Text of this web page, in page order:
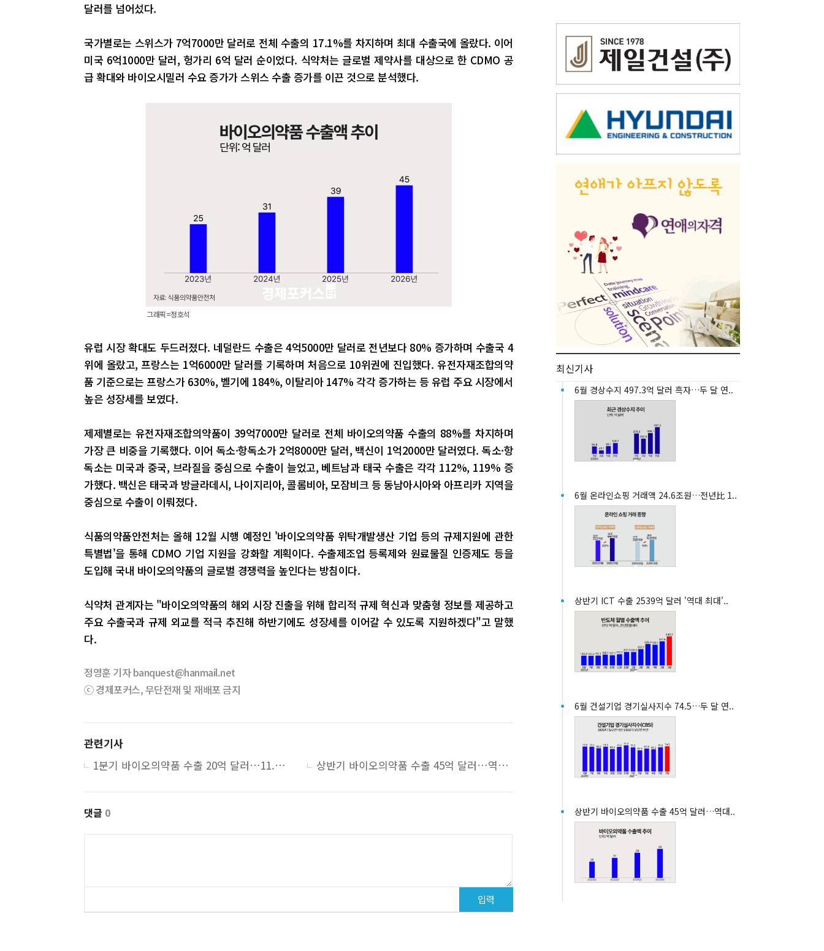
달러를 넘어섰다.
국가별로는 스위스가 7억7000만 달러로 전체 수출의 17.1%를 차지하며 최대 수출국에 올랐다. 이어
미국 6억1000만 달러, 헝가리 6억 달러 순이었다. 식약처는 글로벌 제약사를 대상으로 한 CDMO 공
급 확대와 바이오시밀러 수요 증가가 스위스 수출 증가를 이끈 것으로 분석했다.
그래픽=정호석
유럽 시장 확대도 두드러졌다. 네덜란드 수출은 4억5000만 달러로 전년보다 80% 증가하며 수출국 4
위에 올랐고, 프랑스는 1억6000만 달러를 기록하며 처음으로 10위권에 진입했다. 유전자재조합의약
품 기준으로는 프랑스가 630%, 벨기에 184%, 이탈리아 147% 각각 증가하는 등 유럽 주요 시장에서
높은 성장세를 보였다.
제제별로는 유전자재조합의약품이 39억7000만 달러로 전체 바이오의약품 수출의 88%를 차지하며
가장 큰 비중을 기록했다. 이어 독소·항독소가 2억8000만 달러, 백신이 1억2000만 달러였다. 독소·항
독소는 미국과 중국, 브라질을 중심으로 수출이 늘었고, 베트남과 태국 수출은 각각 112%, 119% 증
가했다. 백신은 태국과 방글라데시, 나이지리아, 콜롬비아, 모잠비크 등 동남아시아와 아프리카 지역을
중심으로 수출이 이뤄졌다.
식품의약품안전처는 올해 12월 시행 예정인 '바이오의약품 위탁개발생산 기업 등의 규제지원에 관한
특별법'을 통해 CDMO 기업 지원을 강화할 계획이다. 수출제조업 등록제와 원료물질 인증제도 등을
도입해 국내 바이오의약품의 글로벌 경쟁력을 높인다는 방침이다.
식약처 관계자는 "바이오의약품의 해외 시장 진출을 위해 합리적 규제 혁신과 맞춤형 정보를 제공하고
주요 수출국과 규제 외교를 적극 추진해 하반기에도 성장세를 이어갈 수 있도록 지원하겠다"고 말했
다.
정영훈 기자 banquest@hanmail.net
ⓒ 경제포커스, 무단전재 및 재배포 금지
관련기사
1분기 바이오의약품 수출 20억 달러…11.1%↑ ‘사상 최대’
상반기 바이오의약품 수출 45억 달러…역대 최대
댓글 0
입력
최신기사
6월 경상수지 497.3억 달러 흑자…두 달 연..
6월 온라인쇼핑 거래액 24.6조원…전년比 1..
상반기 ICT 수출 2539억 달러 '역대 최대'..
6월 건설기업 경기실사지수 74.5…두 달 연..
상반기 바이오의약품 수출 45억 달러…역대..